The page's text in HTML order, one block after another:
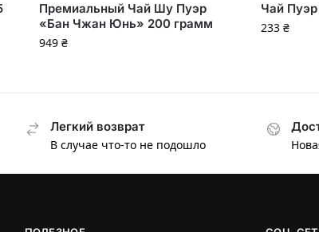
Премиальный Чай Шу Пуэр
«Бан Чжан Юнь» 200 грамм
949 ₴
Чай Пуэр
233₴
Легкий возврат
В случае что-то не подошло